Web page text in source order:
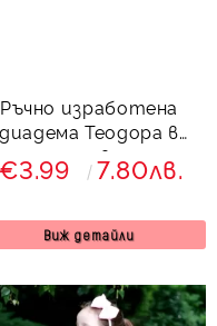
Ръчно изработена
диадема Теодора в
розово
€3.99 7.80лв.
Виж детайли